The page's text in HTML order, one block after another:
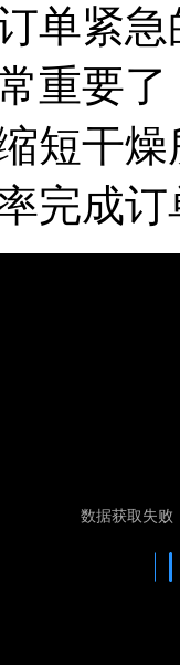
单紧
重要
短干
完成订